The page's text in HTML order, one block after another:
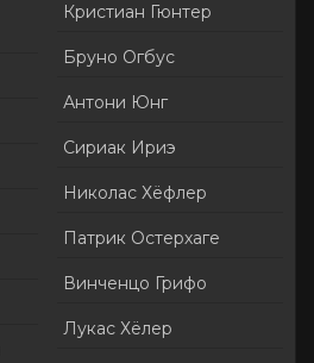
Кристиан Гюнтер
Бруно Огбус
Антони Юнг
Сириак Ириэ
Николас Хёфлер
Патрик Остерхаге
Винченцо Грифо
Лукас Хёлер